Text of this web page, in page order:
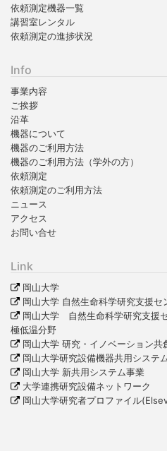
依頼測定機器一覧
講習室レンタル
依頼測定の進捗状況
Info
事業内容
ご挨拶
沿革
機器について
機器のご利用方法
機器のご利用方法（学外の方）
依頼測定
依頼測定のご利用方法
ニュース
アクセス
お問い合せ
Link
岡山大学
岡山大学 自然生命科学研究支援セ
岡山大学 自然生命科学研究支援
極低温分野
岡山大学 研究・イノベーション
岡山大学研究設備機器共用システ
岡山大学 新共用システム事業
大学連携研究設備ネットワーク
岡山大学研究者プロファイル